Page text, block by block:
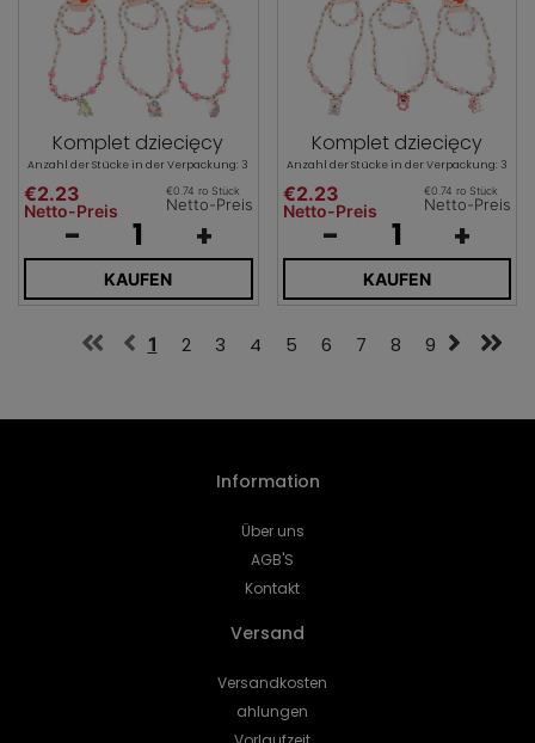
Komplet dziecięcy
Anzahl der Stücke in der Verpackung: 3
€2.23
Netto-Preis
€0.74 ro Stück
Netto-Preis
- +
KAUFEN
Komplet dziecięcy
Anzahl der Stücke in der Verpackung: 3
€2.23
Netto-Preis
€0.74 ro Stück
Netto-Preis
- +
KAUFEN
1 2 3 4 5 6 7 8 9
Information
Über uns
AGB'S
Kontakt
Versand
Versandkosten
ahlungen